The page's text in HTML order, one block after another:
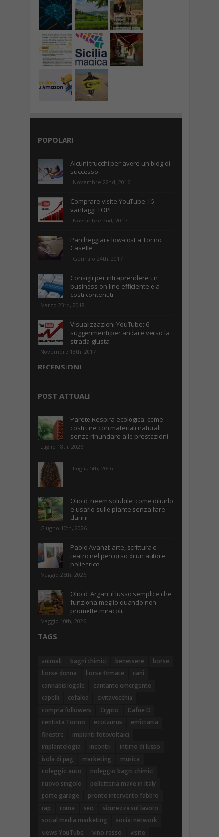
POPOLARI
Alcuni trucchi per avere un blog di
successo
Novembre 22nd, 2016
Comprare visite YouTube: i 5
vantaggi TOP!
Novembre 2nd, 2017
Parcheggiare low-cost a Torino
Caselle
Gennaio 24th, 2017
Consigli per intraprendere un
business on-line efficiente e a
costi contenuti
Marzo 23rd, 2018
Visualizzazioni YouTube: 6
suggerimenti per andare verso la
strada giusta.
Novembre 13th, 2017
RECENSIONI
POST ATTUALI
Parete Respira ecologica: come
costruire con materiali naturali
senza rinunciare alle prestazioni
Luglio 18th, 2026
Luglio 5th, 2026
Olio di neem solubile: come diluirlo
e usarlo sulle piante senza fare
danni
Giugno 10th, 2026
Paolo Avanzi: arte, scrittura e
teatro nel percorso di un autore
poliedrico
Maggio 25th, 2026
Olio di Argan: il lusso semplice che
funziona meglio quando non
promette miracoli
Maggio 10th, 2026
TAGS
animali bagni chimici benessere
borse
borse donna
borse firmate
cani
cannabis legale
cantante emergente
capelli
cefalea
civitavecchia
compra followers
Crypto
Dafne D
dentista Torino
ecotaurus
emicrania
finestre
impianti fotovoltaici
implantologia
incontri
intimo di lusso
isola di pag
marketing
musica
noleggio auto
noleggio bagni chimici
nuovo singolo
pelletteria made in Italy
porte garage
pronto intervento fabbro
rap
roma seo
sicurezza sul lavoro
social media marketing
social network
views YouTube
vino rosso visite